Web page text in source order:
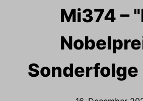
Mi374 –